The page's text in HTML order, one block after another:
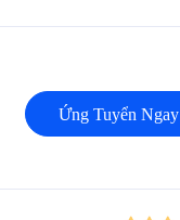
Ứng Tuyển Ngay